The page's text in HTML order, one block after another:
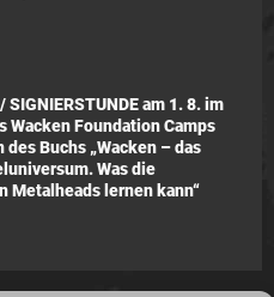
SIGNIERSTUNDE am 1. 8. im
Wacken Foundation Camps
Buchs „Wacken – das
Was die
Metalheads lernen kann“